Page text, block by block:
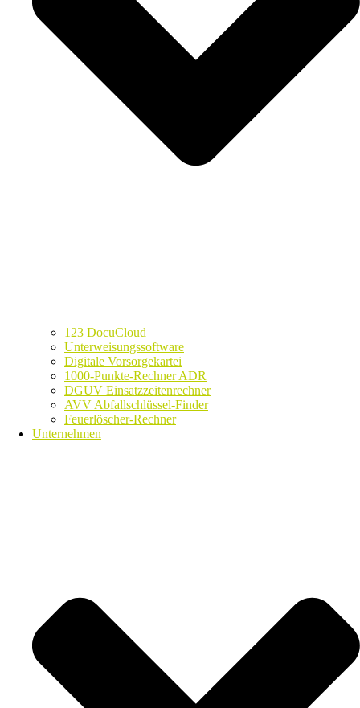
123 DocuCloud
Unterweisungssoftware
Digitale Vorsorgekartei
1000-Punkte-Rechner ADR
DGUV Einsatzzeitenrechner
AVV Abfallschlüssel-Finder
Feuerlöscher-Rechner
Unternehmen